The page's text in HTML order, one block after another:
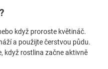
když proroste květináč.
a použijte čerstvou půdu.
když rostlina začne aktivně